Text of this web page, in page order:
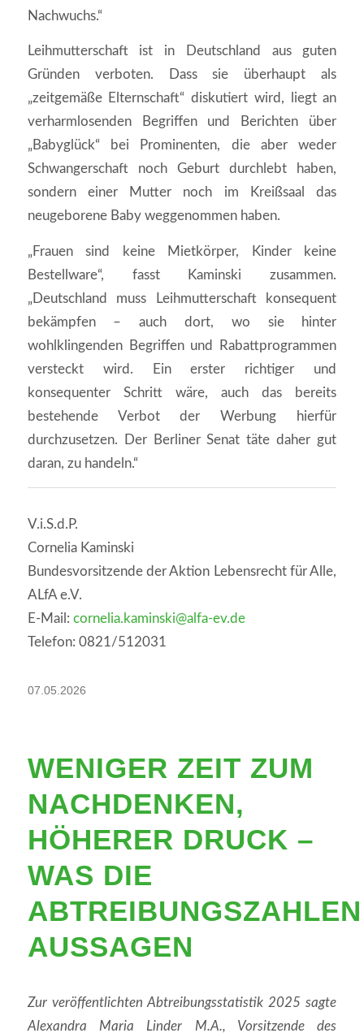
Nachwuchs.“
Leihmutterschaft ist in Deutschland aus guten
Gründen verboten. Dass sie überhaupt als
„zeitgemäße Elternschaft“ diskutiert wird, liegt an
verharmlosenden Begriffen und Berichten über
„Babyglück“ bei Prominenten, die aber weder
Schwangerschaft noch Geburt durchlebt haben,
sondern einer Mutter noch im Kreißsaal das
neugeborene Baby weggenommen haben.
„Frauen sind keine Mietkörper, Kinder keine
Bestellware“, fasst Kaminski zusammen.
„Deutschland muss Leihmutterschaft konsequent
bekämpfen – auch dort, wo sie hinter
wohlklingenden Begriffen und Rabattprogrammen
versteckt wird. Ein erster richtiger und
konsequenter Schritt wäre, auch das bereits
bestehende Verbot der Werbung hierfür
durchzusetzen. Der Berliner Senat täte daher gut
daran, zu handeln.“
V.i.S.d.P.
Cornelia Kaminski
Bundesvorsitzende der Aktion Lebensrecht für Alle,
ALfA e.V.
E-Mail: cornelia.kaminski@alfa-ev.de
Telefon: 0821/512031
07.05.2026
WENIGER ZEIT ZUM
NACHDENKEN,
HÖHERER DRUCK –
WAS DIE
ABTREIBUNGSZAHLEN
AUSSAGEN
Zur veröffentlichten Abtreibungsstatistik 2025 sagte
Alexandra Maria Linder M.A., Vorsitzende des